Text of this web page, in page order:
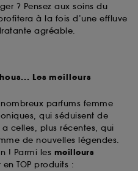
? Pensez aux soins du
à la fois d’une effluve
agréable.
Les meilleurs
parfums femme
qui séduisent de
celles, plus récentes, qui
de nouvelles légendes.
! Parmi les meilleurs
TOP produits :